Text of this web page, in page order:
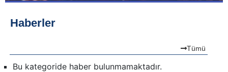
Haberler
Tümü
Bu kategoride haber bulunmamaktadır.